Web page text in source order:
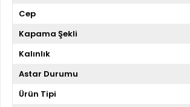
Cep
Kapama Şekli
Kalınlık
Astar Durumu
Ürün Tipi